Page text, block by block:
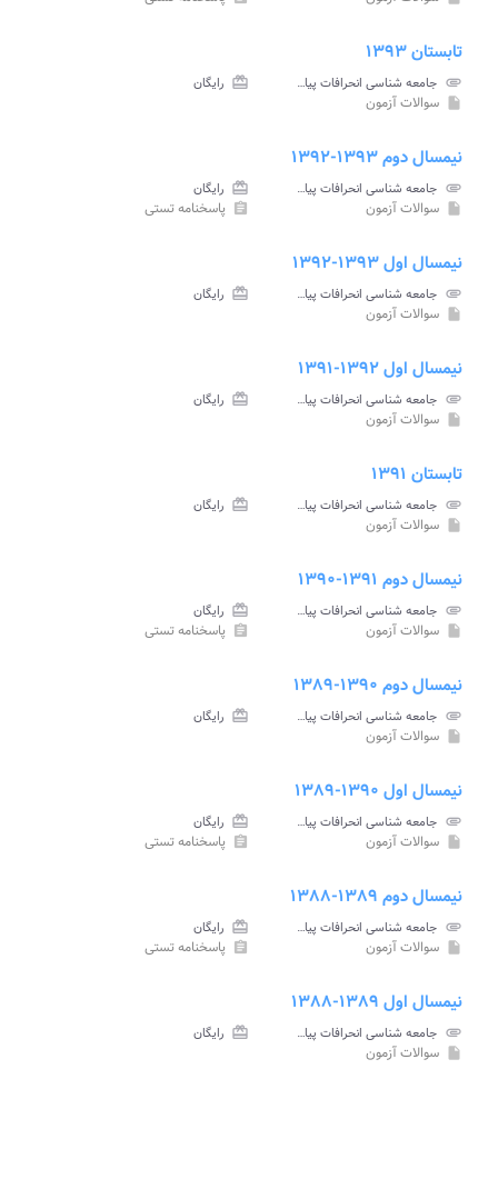
تابستان ۱۳۹۳
attachment جامعه شناسی انحرافات پیام نور card_giftcard رایگان
insert_drive_file سوالات آزمون
نیمسال دوم ۱۳۹۳-۱۳۹۲
attachment جامعه شناسی انحرافات پیام نور card_giftcard رایگان
insert_drive_file سوالات آزمون assignment پاسخنامه تستی
نیمسال اول ۱۳۹۳-۱۳۹۲
attachment جامعه شناسی انحرافات پیام نور card_giftcard رایگان
insert_drive_file سوالات آزمون
نیمسال اول ۱۳۹۲-۱۳۹۱
attachment جامعه شناسی انحرافات پیام نور card_giftcard رایگان
insert_drive_file سوالات آزمون
تابستان ۱۳۹۱
attachment جامعه شناسی انحرافات پیام نور card_giftcard رایگان
insert_drive_file سوالات آزمون
نیمسال دوم ۱۳۹۱-۱۳۹۰
attachment جامعه شناسی انحرافات پیام نور card_giftcard رایگان
insert_drive_file سوالات آزمون assignment پاسخنامه تستی
نیمسال دوم ۱۳۹۰-۱۳۸۹
attachment جامعه شناسی انحرافات پیام نور card_giftcard رایگان
insert_drive_file سوالات آزمون
نیمسال اول ۱۳۹۰-۱۳۸۹
attachment جامعه شناسی انحرافات پیام نور card_giftcard رایگان
insert_drive_file سوالات آزمون assignment پاسخنامه تستی
نیمسال دوم ۱۳۸۹-۱۳۸۸
attachment جامعه شناسی انحرافات پیام نور card_giftcard رایگان
insert_drive_file سوالات آزمون assignment پاسخنامه تستی
نیمسال اول ۱۳۸۹-۱۳۸۸
attachment جامعه شناسی انحرافات پیام نور card_giftcard رایگان
insert_drive_file سوالات آزمون